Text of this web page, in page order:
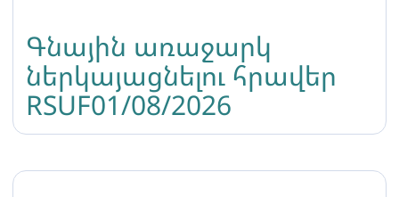
Գնային առաջարկ
ներկայացնելու հրավեր
RSUF01/08/2026